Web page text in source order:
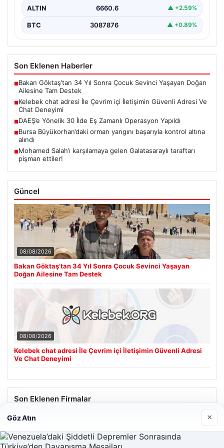
ALTIN 6660.6 ▲ +2.59%
BTC 3087876 ▲ +0.89%
Son Eklenen Haberler
■Bakan Göktaş’tan 34 Yıl Sonra Çocuk Sevinci Yaşayan Doğan
Ailesine Tam Destek
■Kelebek chat adresi İle Çevrim içi İletişimin Güvenli Adresi Ve
Chat Deneyimi
■DAEŞ’e Yönelik 30 İlde Eş Zamanlı Operasyon Yapıldı
■Bursa Büyükorhan’daki orman yangını başarıyla kontrol altına
alındı
■Mohamed Salah’ı karşılamaya gelen Galatasaraylı taraftarı
pişman ettiler!
Güncel
08/08/2026
Bakan Göktaş’tan 34 Yıl Sonra Çocuk Sevinci Yaşayan
Doğan Ailesine Tam Destek
08/08/2026
Kelebek chat adresi İle Çevrim içi İletişimin Güvenli Adresi
Ve Chat Deneyimi
Son Eklenen Firmalar
Göz Atın ×